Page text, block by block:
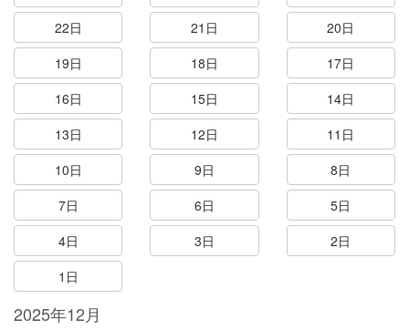
22日
21日
20日
19日
18日
17日
16日
15日
14日
13日
12日
11日
10日
9日
8日
7日
6日
5日
4日
3日
2日
1日
2025年12月